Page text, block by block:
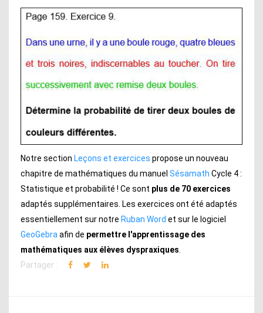
Notre section Leçons et exercices propose un nouveau
chapitre de mathématiques du manuel Sésamath Cycle 4 :
Statistique et probabilité ! Ce sont plus de 70 exercices
adaptés supplémentaires. Les exercices ont été adaptés
essentiellement sur notre Ruban Word et sur le logiciel
GeoGebra afin de permettre l'apprentissage des
mathématiques aux élèves dyspraxiques
Partager :